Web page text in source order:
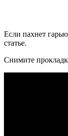
Если пахнет
статье.
Снимите